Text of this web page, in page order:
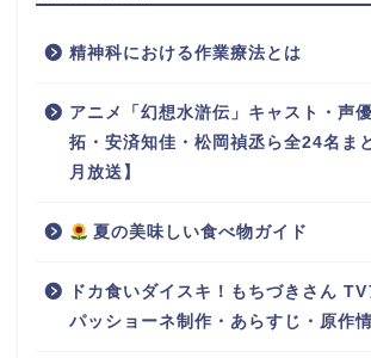
精神科における作業療法とは
アニメ「幻想水滸伝」キャスト・声
拓・安済知佳・松岡禎丞ら全24名ま
月放送】
夏の美味しい食べ物ガイド
ドカ食いダイスキ！もちづきさん TV
パッショーネ制作・あらすじ・原作